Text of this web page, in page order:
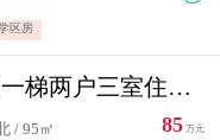
区房
福海路 星河城 一梯两户三室住宅急售
/ 95㎡
85 万元